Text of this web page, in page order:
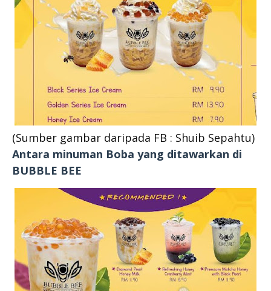
(Sumber gambar daripada FB : Shuib Sepahtu)
Antara minuman Boba yang ditawarkan di
BUBBLE BEE